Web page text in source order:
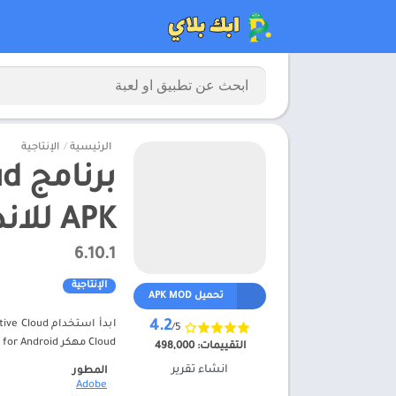
الرئيسية / الإنتاجية
APK للاندرويد 2025
6.10.1
الإنتاجية
Cloud مهكر APK MOD for Android برنامج Adobe Creative Cloud مهكر APK للاندرويد 2025 – ابك بلاي
تحميل APK MOD
4.2/5
التقييمات:498,000
انشاء تقرير
المطور
Adobe‏